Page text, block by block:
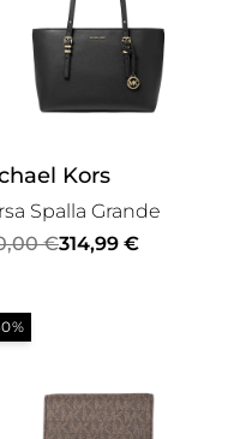
Kors
Spalla Grande
€314,99 €